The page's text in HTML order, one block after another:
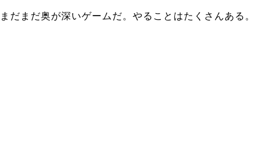
まだまだ奥が深いゲームだ。やることはたくさんある。